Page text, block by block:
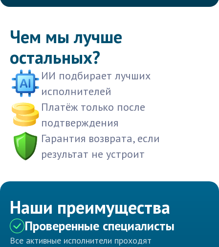
Чем мы лучше
остальных?
ИИ подбирает лучших
исполнителей
Платёж только после
подтверждения
Гарантия возврата, если
результат не устроит
Наши преимущества
Проверенные специалисты
Все активные исполнители проходят